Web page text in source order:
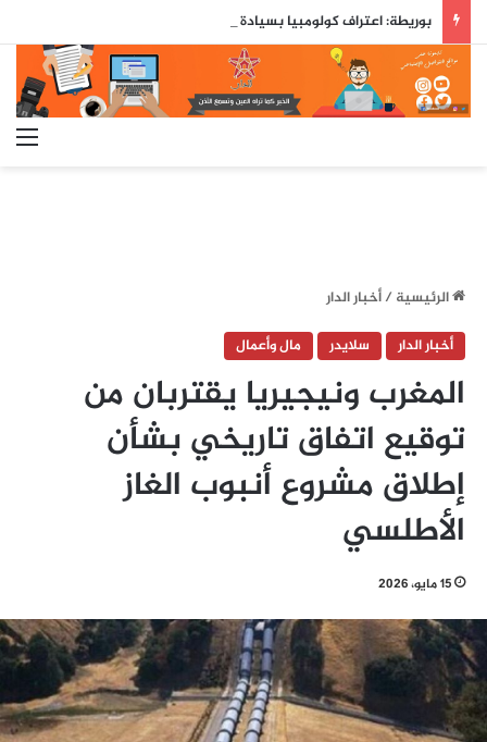
الرئيسية/أخبار الدار
أخبار الدار
سلايدر مال وأعمال
المغرب ونيجيريا يقتربان من
توقيع اتفاق تاريخي بشأن
إطلاق مشروع أنبوب الغاز
الأطلسي
15 مايو، 2026